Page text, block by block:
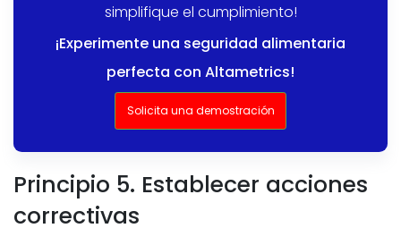
simplifique el cumplimiento!
¡Experimente una seguridad alimentaria
perfecta con Altametrics!
Solicita una demostración
Principio 5. Establecer acciones
correctivas